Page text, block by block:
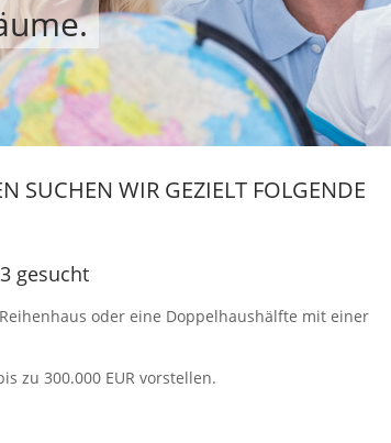
SUCHEN WIR GEZIELT FOLGENDE
gesucht
oder eine Doppelhaushälfte mit einer
zu 300.000 EUR vorstellen.